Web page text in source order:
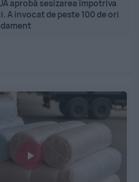
aprobă sesizarea împotriva
A invocat de peste 100 de ori